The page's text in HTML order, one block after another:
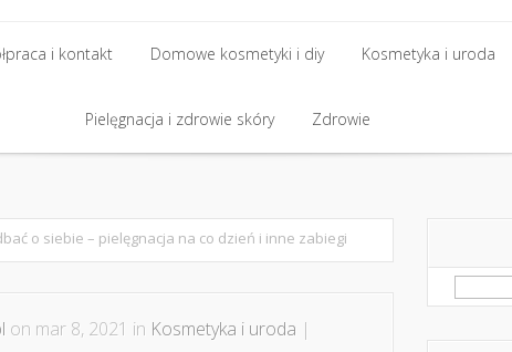
i kontakt
i kontakt
Domowe kosmetyki i diy
Domowe kosmetyki i diy
Kosmetyka i uroda
Kosmetyka i uroda
Pielęgnacja i zdrowie skóry Zdrowie
o siebie – pielęgnacja na co dzień i inne zabiegi
on mar 8, 2021 in Kosmetyka i uroda |
Szukaj: